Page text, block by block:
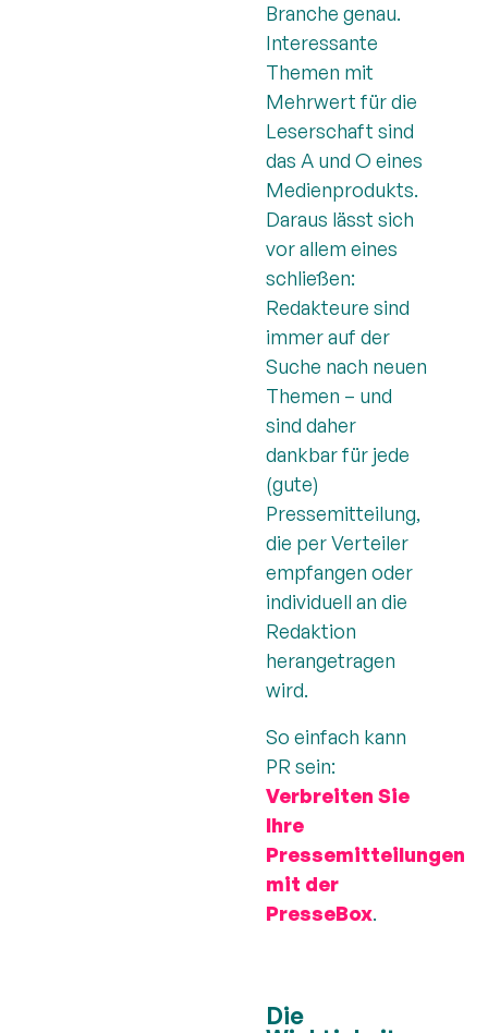
Branche genau.
Interessante
Themen mit
Mehrwert für die
Leserschaft sind
das A und O eines
Medienprodukts.
Daraus lässt sich
vor allem eines
schließen:
Redakteure sind
immer auf der
Suche nach neuen
Themen – und
sind daher
dankbar für jede
(gute)
Pressemitteilung,
die per Verteiler
empfangen oder
individuell an die
Redaktion
herangetragen
wird.
So einfach kann
PR sein:
Verbreiten Sie
Ihre
Pressemitteilungen
mit der
PresseBox.
Die